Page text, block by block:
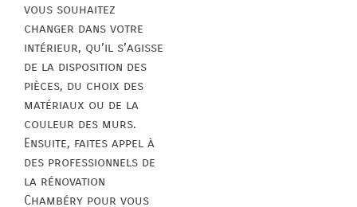
vous souhaitez
changer dans votre
intérieur, qu’il s’agisse
de la disposition des
pièces, du choix des
matériaux ou de la
couleur des murs.
Ensuite, faites appel à
des professionnels de
la rénovation
Chambéry pour vous